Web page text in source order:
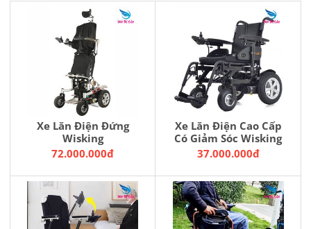
Xe Lăn Điện Đứng
Wisking
72.000.000đ
Xe Lăn Điện Cao Cấp
Có Giảm Sóc Wisking
37.000.000đ